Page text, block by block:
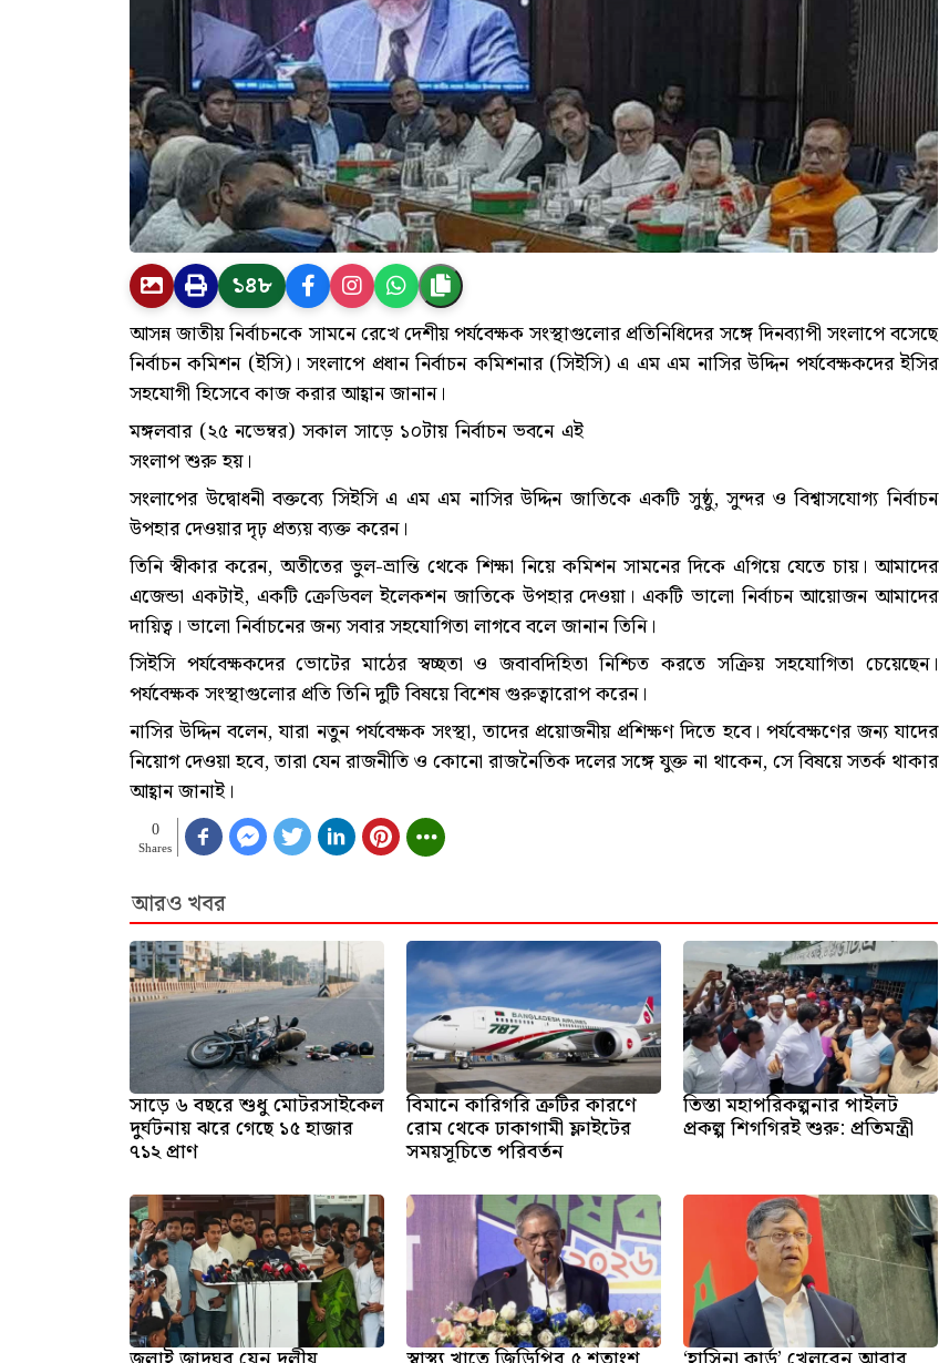
১৪৮
আসন্ন জাতীয় নির্বাচনকে সামনে রেখে দেশীয় পর্যবেক্ষক সংস্থাগুলোর প্রতিনিধিদের সঙ্গে দিনব্যাপী সংলাপে বসেছে
নির্বাচন কমিশন (ইসি)। সংলাপে প্রধান নির্বাচন কমিশনার (সিইসি) এ এম এম নাসির উদ্দিন পর্যবেক্ষকদের ইসির
সহযোগী হিসেবে কাজ করার আহ্বান জানান।
মঙ্গলবার (২৫ নভেম্বর) সকাল সাড়ে ১০টায় নির্বাচন ভবনে এই
সংলাপ শুরু হয়।
সংলাপের উদ্বোধনী বক্তব্যে সিইসি এ এম এম নাসির উদ্দিন জাতিকে একটি সুষ্ঠু, সুন্দর ও বিশ্বাসযোগ্য নির্বাচন
উপহার দেওয়ার দৃঢ় প্রত্যয় ব্যক্ত করেন।
তিনি স্বীকার করেন, অতীতের ভুল-ভ্রান্তি থেকে শিক্ষা নিয়ে কমিশন সামনের দিকে এগিয়ে যেতে চায়। আমাদের
এজেন্ডা একটাই, একটি ক্রেডিবল ইলেকশন জাতিকে উপহার দেওয়া। একটি ভালো নির্বাচন আয়োজন আমাদের
দায়িত্ব। ভালো নির্বাচনের জন্য সবার সহযোগিতা লাগবে বলে জানান তিনি।
সিইসি পর্যবেক্ষকদের ভোটের মাঠের স্বচ্ছতা ও জবাবদিহিতা নিশ্চিত করতে সক্রিয় সহযোগিতা চেয়েছেন।
পর্যবেক্ষক সংস্থাগুলোর প্রতি তিনি দুটি বিষয়ে বিশেষ গুরুত্বারোপ করেন।
নাসির উদ্দিন বলেন, যারা নতুন পর্যবেক্ষক সংস্থা, তাদের প্রয়োজনীয় প্রশিক্ষণ দিতে হবে। পর্যবেক্ষণের জন্য যাদের
নিয়োগ দেওয়া হবে, তারা যেন রাজনীতি ও কোনো রাজনৈতিক দলের সঙ্গে যুক্ত না থাকেন, সে বিষয়ে সতর্ক থাকার
আহ্বান জানাই।
0
Shares
আরও খবর
সাড়ে ৬ বছরে শুধু মোটরসাইকেল
দুর্ঘটনায় ঝরে গেছে ১৫ হাজার
৭১২ প্রাণ
বিমানে কারিগরি ত্রুটির কারণে
রোম থেকে ঢাকাগামী ফ্লাইটের
সময়সূচিতে পরিবর্তন
তিস্তা মহাপরিকল্পনার পাইলট
প্রকল্প শিগগিরই শুরু: প্রতিমন্ত্রী